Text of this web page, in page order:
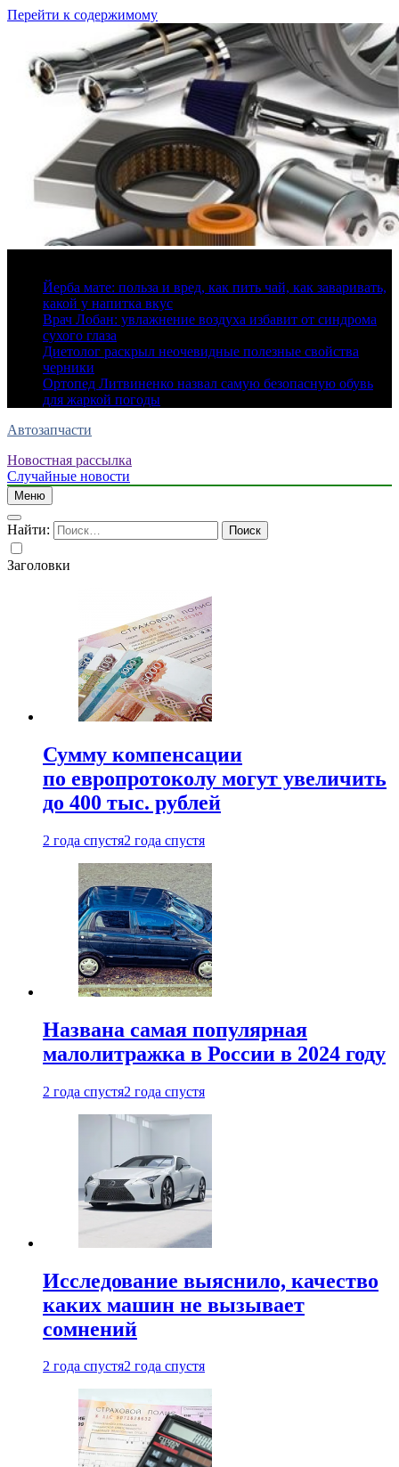
Перейти к содержимому
Йерба мате: польза и вред, как пить чай, как заваривать,
какой у напитка вкус
Врач Лобан: увлажнение воздуха избавит от синдрома
сухого глаза
Диетолог раскрыл неочевидные полезные свойства
черники
Ортопед Литвиненко назвал самую безопасную обувь
для жаркой погоды
Автозапчасти
Новостная рассылка
Случайные новости
Меню
Найти:
Заголовки
Сумму компенсации
по европротоколу могут увеличить
до 400 тыс. рублей
2 года спустя2 года спустя
Названа самая популярная
малолитражка в России в 2024 году
2 года спустя2 года спустя
Исследование выяснило, качество
каких машин не вызывает
сомнений
2 года спустя2 года спустя